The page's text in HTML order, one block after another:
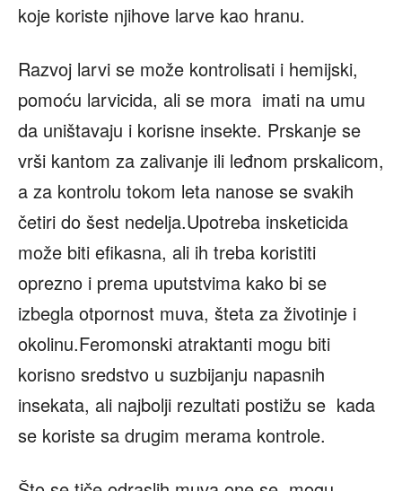
koje koriste njihove larve kao hranu.
Razvoj larvi se može kontrolisati i hemijski,
pomoću larvicida, ali se mora imati na umu
da uništavaju i korisne insekte. Prskanje se
vrši kantom za zalivanje ili leđnom prskalicom,
a za kontrolu tokom leta nanose se svakih
četiri do šest nedelja.Upotreba insketicida
može biti efikasna, ali ih treba koristiti
oprezno i prema uputstvima kako bi se
izbegla otpornost muva, šteta za životinje i
okolinu.Feromonski atraktanti mogu biti
korisno sredstvo u suzbijanju napasnih
insekata, ali najbolji rezultati postižu se kada
se koriste sa drugim merama kontrole.